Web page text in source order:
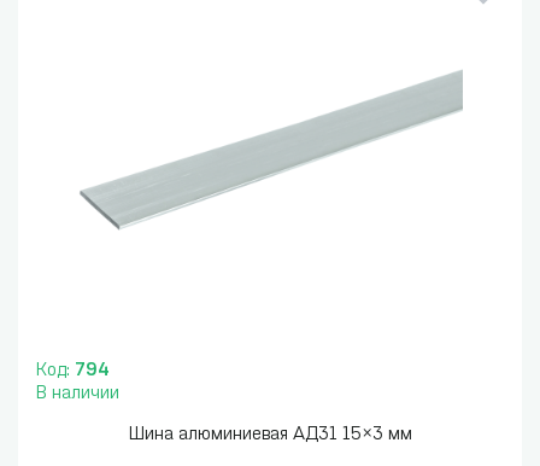
Код: 794
В наличии
Шина алюминиевая АД31 15×3 мм